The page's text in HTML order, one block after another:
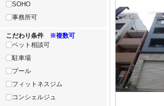
SOHO
事務所可
こだわり条件
※複数可
ペット相談可
駐車場
プール
フィットネスジム
コンシェルジュ